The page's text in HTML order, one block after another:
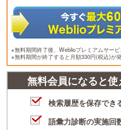
※無料期間終了後、Weblioプレミアムサービ
※無料期間が終了すると月額330円(税込)が発
無料会員になると使
検索履歴を保存でき
語彙力診断の実施回